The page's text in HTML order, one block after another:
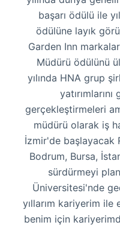
başarı ödülü ile
ödülüne layık
Garden Inn
Müdürü ödülünü
yılında HNA grup
gerçekleştirmeleri
müdürü olarak iş
İzmir'de başlayacak
Bodrum, Bursa,
sürdürmeyi
Üniversitesi'nde
yıllarım kariyerim ile
benim için